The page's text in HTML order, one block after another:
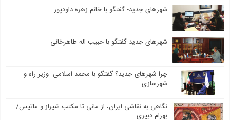
شهرهای جدید- گفتگو با خانم زهره داودپور
شهرهای جدید گفتگو با حبیب اله طاهرخانی
چرا شهرهای جدید؟ گفتگو با محمد اسلامی- وزیر راه و
شهرسازی
نگاهی به نقاشی ایران، از مانی تا مکتب شیراز و ماتیس/
بهرام دبیری